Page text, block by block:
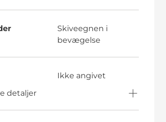
Skiveegnen i
bevægelse
Ikke angivet
detaljer